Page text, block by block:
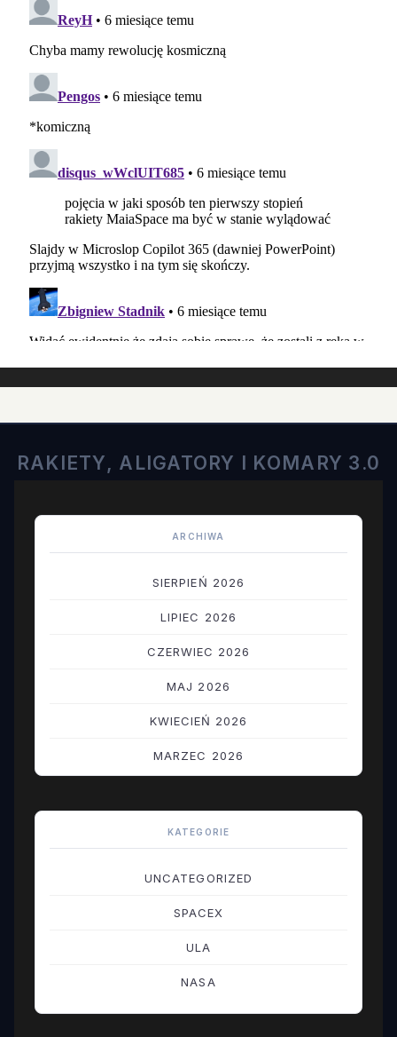
RAKIETY, ALIGATORY I KOMARY 3.0
ARCHIWA
SIERPIEŃ 2026
LIPIEC 2026
CZERWIEC 2026
MAJ 2026
KWIECIEŃ 2026
MARZEC 2026
KATEGORIE
UNCATEGORIZED
SPACEX
ULA
NASA